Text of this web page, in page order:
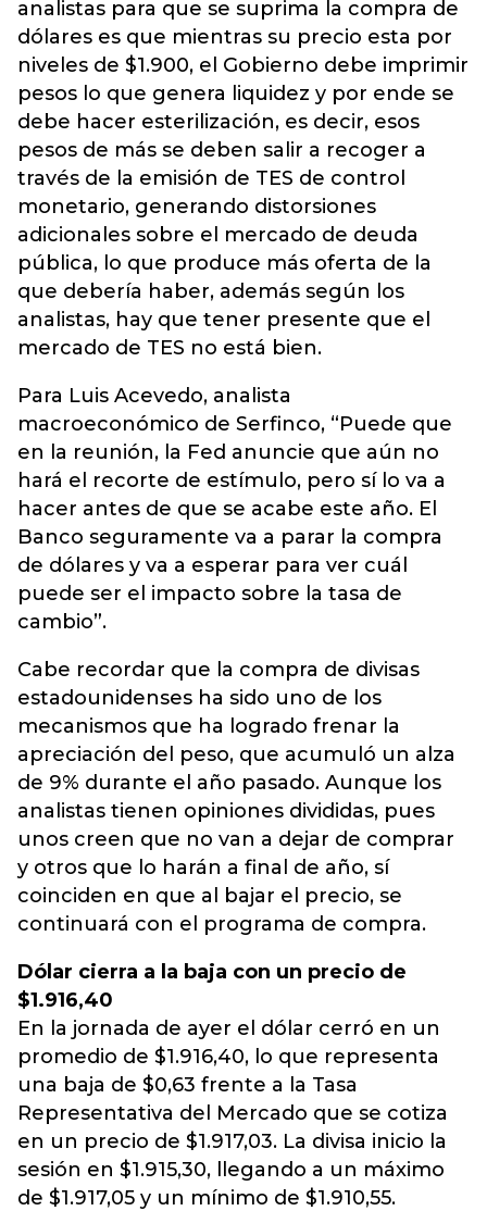
analistas para que se suprima la compra de
dólares es que mientras su precio esta por
niveles de $1.900, el Gobierno debe imprimir
pesos lo que genera liquidez y por ende se
debe hacer esterilización, es decir, esos
pesos de más se deben salir a recoger a
través de la emisión de TES de control
monetario, generando distorsiones
adicionales sobre el mercado de deuda
pública, lo que produce más oferta de la
que debería haber, además según los
analistas, hay que tener presente que el
mercado de TES no está bien.
Para Luis Acevedo, analista
macroeconómico de Serfinco, “Puede que
en la reunión, la Fed anuncie que aún no
hará el recorte de estímulo, pero sí lo va a
hacer antes de que se acabe este año. El
Banco seguramente va a parar la compra
de dólares y va a esperar para ver cuál
puede ser el impacto sobre la tasa de
cambio”.
Cabe recordar que la compra de divisas
estadounidenses ha sido uno de los
mecanismos que ha logrado frenar la
apreciación del peso, que acumuló un alza
de 9% durante el año pasado. Aunque los
analistas tienen opiniones divididas, pues
unos creen que no van a dejar de comprar
y otros que lo harán a final de año, sí
coinciden en que al bajar el precio, se
continuará con el programa de compra.
Dólar cierra a la baja con un precio de
$1.916,40
En la jornada de ayer el dólar cerró en un
promedio de $1.916,40, lo que representa
una baja de $0,63 frente a la Tasa
Representativa del Mercado que se cotiza
en un precio de $1.917,03. La divisa inicio la
sesión en $1.915,30, llegando a un máximo
de $1.917,05 y un mínimo de $1.910,55.